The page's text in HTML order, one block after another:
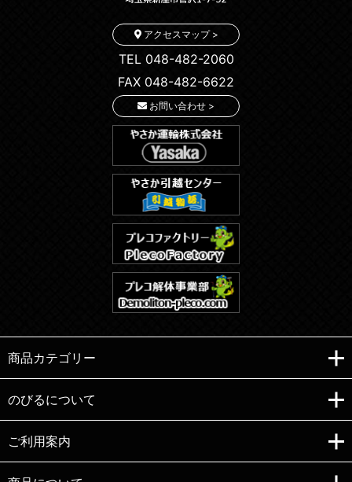
アクセスマップ >
TEL 048-482-2060
FAX 048-482-6622
お問い合わせ >
商品カテゴリー
のびるについて
ご利用案内
Copyright (C)e-nobiru All right reserved.